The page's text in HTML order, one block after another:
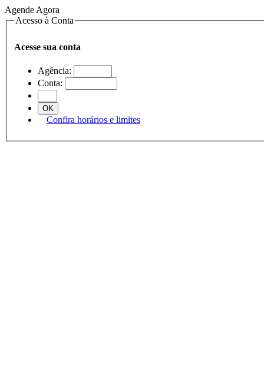
Agende Agora
Acesso à Conta
Acesse sua conta
Agência:
Conta:
Confira horários e limites